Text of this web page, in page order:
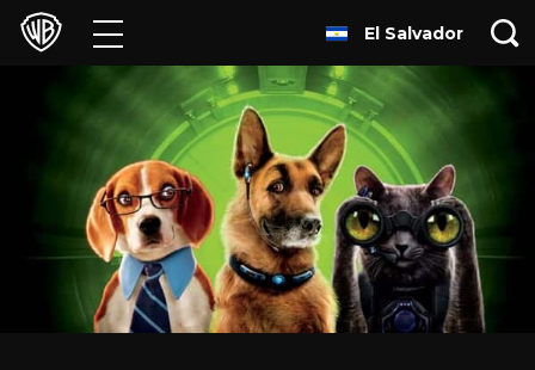
Películas
Juegos y Aplicaciones
Franquicias
Colecciones
El Salvador